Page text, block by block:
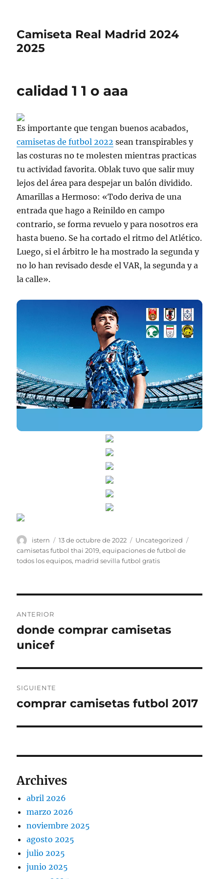
Camiseta Real Madrid 2024
2025
calidad 1 1 o aaa
Es importante que tengan buenos acabados,
camisetas de futbol 2022 sean transpirables y
las costuras no te molesten mientras practicas
tu actividad favorita. Oblak tuvo que salir muy
lejos del área para despejar un balón dividido.
Amarillas a Hermoso: «Todo deriva de una
entrada que hago a Reinildo en campo
contrario, se forma revuelo y para nosotros era
hasta bueno. Se ha cortado el ritmo del Atlético.
Luego, si el árbitro le ha mostrado la segunda y
no lo han revisado desde el VAR, la segunda y a
la calle».
Autor
istern
Publicado
el
13 de octubre de 2022 Categorías
Uncategorized
camisetas futbol thai 2019,equipaciones de futbol de
todos los equipos, madrid sevilla futbol gratis
de
entradas
ANTERIOR
Entrada
anterior:
donde comprar camisetas
unicef
SIGUIENTE
Entrada
comprar camisetas futbol 2017
Archives
abril 2026
marzo 2026
noviembre 2025
agosto 2025
julio 2025
junio 2025